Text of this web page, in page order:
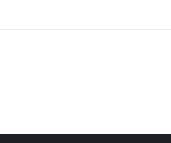
నెంబర్ వారు ఆవేశంలో నోరు జారే